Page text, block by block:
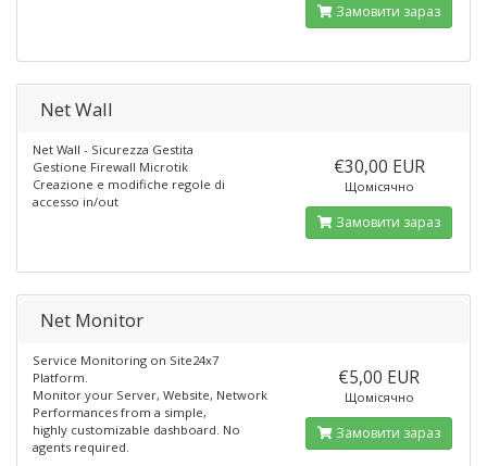
Замовити зараз
Net Wall
Net Wall - Sicurezza Gestita
Gestione Firewall Microtik
Creazione e modifiche regole di
accesso in/out
€30,00 EUR
Щомісячно
Замовити зараз
Net Monitor
Service Monitoring on Site24x7
Platform.
Monitor your Server, Website, Network
Performances from a simple,
highly customizable dashboard. No
agents required.
€5,00 EUR
Щомісячно
Замовити зараз